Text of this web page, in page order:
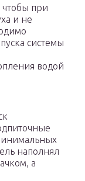
чтобы при
и не
системы
водой
наполнял
а